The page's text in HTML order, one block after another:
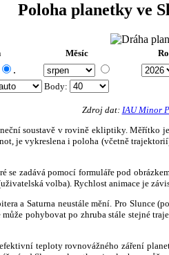
Poloha planetky ve
Měsíc
.
Body:
Zdroj dat: IAU Minor
soustavě v rovině ekliptiky.
je vykreslena i poloha (včetně
zadává pomocí formuláře pod
volba). Rychlost animace je
a Saturna neustále mění. Pro
může pohybovat po zhruba stále
teploty rovnovážného záření